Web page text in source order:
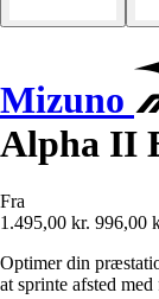
Mizuno
Alpha II
Fra
1.495,00 kr. 996,00
Optimer din
at sprinte afsted